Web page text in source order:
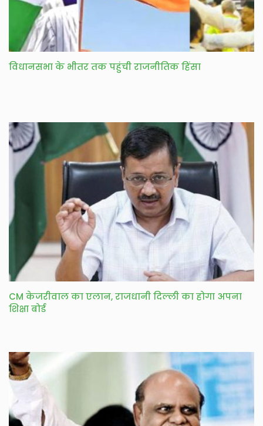
विधानसभा के भीतर तक पहुंची राजनीतिक हिंसा
CM केजरीवाल का एलान, राजधानी दिल्ली का होगा अपना
शिक्षा बोर्ड